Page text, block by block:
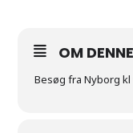
OM
Besøg fra Nyborg kl